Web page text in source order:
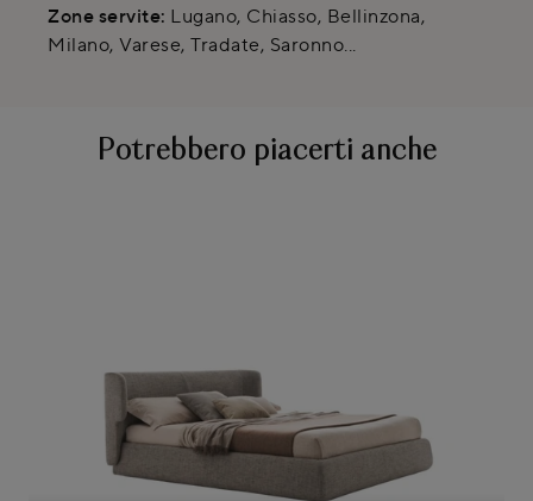
Zone servite: Lugano, Chiasso, Bellinzona,
Milano, Varese, Tradate, Saronno...
Potrebbero piacerti anche